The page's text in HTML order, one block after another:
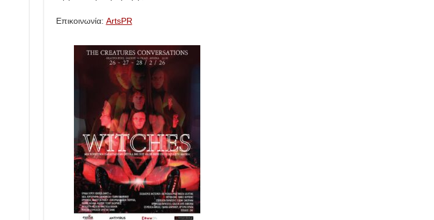
Επικοινωνία: ArtsPR